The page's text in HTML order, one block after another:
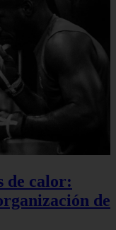
de calor:
de